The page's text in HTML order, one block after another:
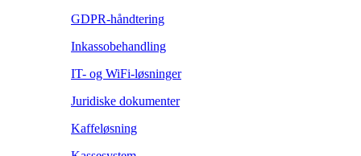
GDPR-håndtering
Inkassobehandling
IT- og WiFi-løsninger
Juridiske dokumenter
Kaffeløsning